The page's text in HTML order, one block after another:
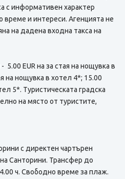
с информативен характер
и интереси. Агенцията не
на дадена входна такса на
EUR на за стая на нощувка в
на нощувка в хотел 4*; 15.00
5*. Туристическата градска
на място от туристите,
с директен чартърен
Санторини. Трансфер до
ч. Свободно време за плаж.